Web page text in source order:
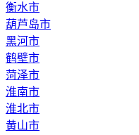
衡水市
葫芦岛市
黑河市
鹤壁市
菏泽市
淮南市
淮北市
黄山市